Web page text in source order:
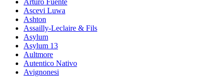
Arturo Fuente
Ascevi Luwa
Ashton
Assailly-Leclaire & Fils
Asylum
Asylum 13
Aultmore
Autentico Nativo
Avignonesi